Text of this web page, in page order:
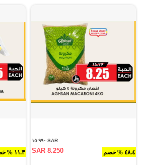
٤٨.٤ % خصم
SAR ١٥.٩٩٠
SAR 8.250 ١١.٣ % خصم